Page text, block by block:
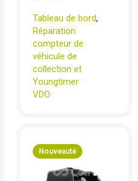
Tableau de bord,
Réparation
compteur de
véhicule de
collection et
Youngtimer
VDO
Nouveauté